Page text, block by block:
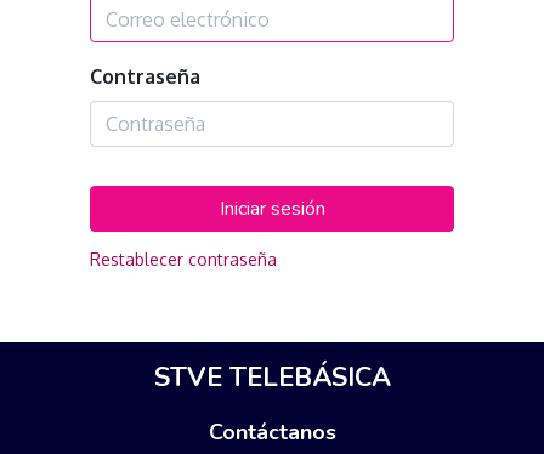
Contraseña
Iniciar sesión
Restablecer contraseña
STVE TELEBÁSICA
Contáctanos